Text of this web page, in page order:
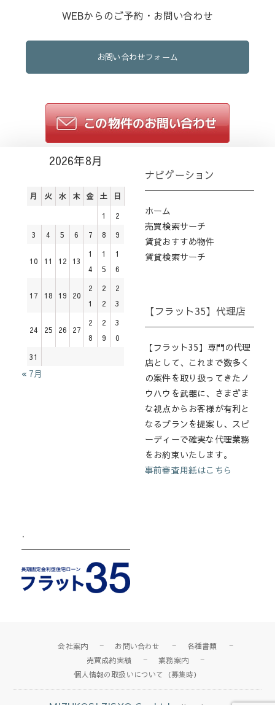
WEBからのご予約・お問い合わせ
お問い合わせフォーム
2026年8月
月 火 水 木 金 土 日
1
2
3
4 5 6 7 8 9
10 11 12 13
1
4
1
5
1
6
17 18 19 20
2
1
2
2
2
3
24 25 26 27
2
8
2
9
3
0
31
« 7月
ナビゲーション
ホーム
売買検索サーチ
賃貸おすすめ物件
賃貸検索サーチ
【フラット35】代理店
【フラット35】専門の代理
店として、これまで数多く
の案件を取り扱ってきたノ
ウハウを武器に、さまざま
な視点からお客様が有利と
なるプランを提案し、スピ
ーディーで確実な代理業務
をお約束いたします。
事前審査用紙はこちら
.
会社案内 お問い合わせ
各種書類
売買成約実績
業務案内
個人情報の取扱いについて（募集時）